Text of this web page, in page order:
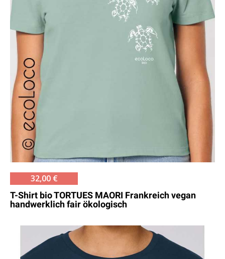
32,00 €
T-Shirt bio TORTUES MAORI Frankreich vegan
handwerklich fair ökologisch